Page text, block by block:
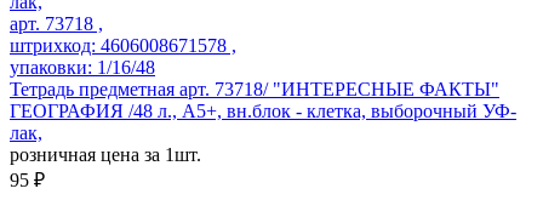
арт. 73718 ,
штрихкод: 4606008671578 ,
упаковки: 1/16/48
Тетрадь предметная арт. 73718/ "ИНТЕРЕСНЫЕ ФАКТЫ"
ГЕОГРАФИЯ /48 л., А5+, вн.блок - клетка, выборочный УФ-
лак,
розничная цена за 1шт.
95 ₽